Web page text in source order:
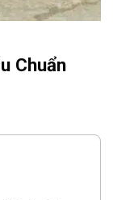
Chuẩn